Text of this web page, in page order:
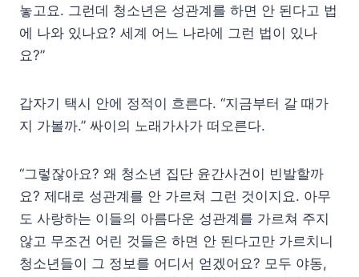
놓고요. 그런데 청소년은 성관계를 하면 안 된다고 법
에 나와 있나요? 세계 어느 나라에 그런 법이 있나
요?”
갑자기 택시 안에 정적이 흐른다. “지금부터 갈 때가
지 가볼까.” 싸이의 노래가사가 떠오른다.
“그렇잖아요? 왜 청소년 집단 윤간사건이 빈발할까
요? 제대로 성관계를 안 가르쳐 그런 것이지요. 아무
도 사랑하는 이들의 아름다운 성관계를 가르쳐 주지
않고 무조건 어린 것들은 하면 안 된다고만 가르치니
청소년들이 그 정보를 어디서 얻겠어요? 모두 야동,